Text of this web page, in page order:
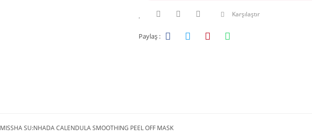
Karşılaştır
Paylaş :
MISSHA SU:NHADA CALENDULA SMOOTHING PEEL OFF MASK